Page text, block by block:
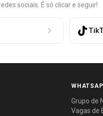
sociais. É só clicar e seguir!
Grupo de
Vagas de